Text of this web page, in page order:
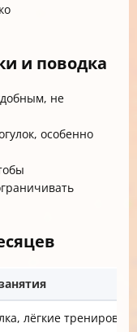
и поводка
не
особенно
лёгкие тренировки